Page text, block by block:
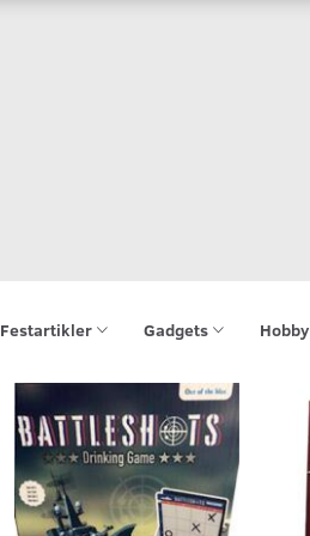
Festartikler Gadgets Hobby